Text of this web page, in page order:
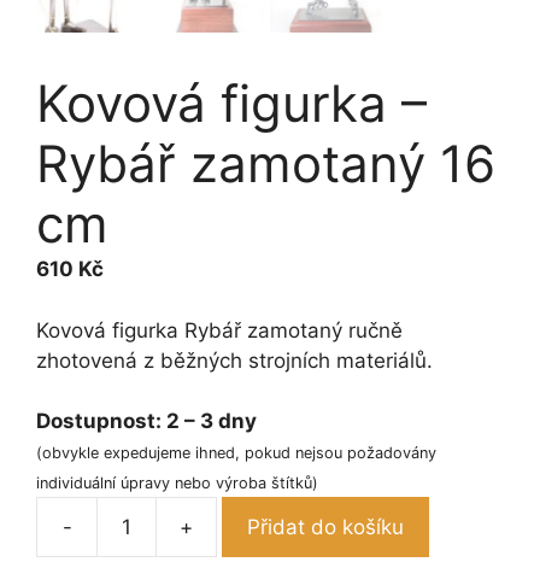
Kovová figurka –
Rybář zamotaný 16
cm
610 Kč
Kovová figurka Rybář zamotaný ručně
zhotovená z běžných strojních materiálů.
Dostupnost: 2 – 3 dny
(obvykle expedujeme ihned, pokud nejsou požadovány
individuální úpravy nebo výroba štítků)
-
Kovová
+ Přidat do košíku